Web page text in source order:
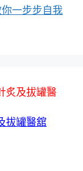
一步步自我
炙及拔罐醫
拔罐醫舘